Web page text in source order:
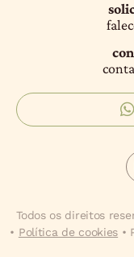
Todos os direitos
• Política de cookies •